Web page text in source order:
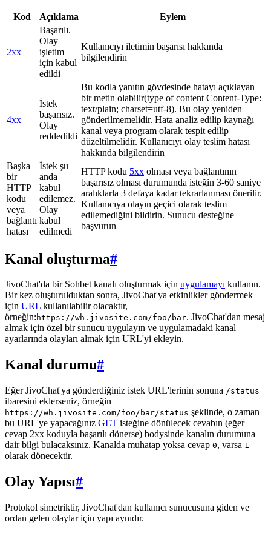
Kod Açıklama Eylem
2xx
Başarılı.
Olay
işletim
için kabul
edildi
Kullanıcıyı iletimin başarısı hakkında
bilgilendirin
4xx
İstek
başarısız.
Olay
reddedildi
Bu kodla yanıtın gövdesinde hatayı açıklayan
bir metin olabilir(type of content Content-Type:
text/plain; charset=utf-8). Bu olay yeniden
gönderilmemelidir. Hata analiz edilip kaynağı
kanal veya program olarak tespit edilip
düzeltilmelidir. Kullanıcıyı olay teslim hatası
hakkında bilgilendirin
Başka
bir
HTTP
kodu
veya
bağlantı
hatası
İstek şu
anda
kabul
edilemez.
Olay
kabul
edilmedi
HTTP kodu 5xx olması veya bağlantının
başarısız olması durumunda isteğin 3-60 saniye
aralıklarla 3 defaya kadar tekrarlanması önerilir.
Kullanıcıya olayın geçici olarak teslim
edilemediğini bildirin. Sunucu desteğine
başvurun
Kanal oluşturma#
JivoChat'da bir Sohbet kanalı oluşturmak için uygulamayı kullanın.
Bir kez oluşturulduktan sonra, JivoChat'ya etkinlikler göndermek
için URL kullanılabilir olacaktır,
örneğin: https://wh.jivosite.com/foo/bar. JivoChat'dan mesaj
almak için özel bir sunucu uygulayın ve uygulamadaki kanal
ayarlarında olayları almak için URL'yi ekleyin.
Kanal durumu#
Eğer JivoChat'ya gönderdiğiniz istek URL'lerinin sonuna /status
ibaresini eklerseniz, örneğin
https://wh.jivosite.com/foo/bar/status şeklinde, o zaman
bu URL'ye yapacağınız GET isteğine dönülecek cevabın (eğer
cevap 2xx koduyla başarılı dönerse) bodysinde kanalın durumuna
dair bilgi bulacaksınız. Kanalda muhatap yoksa cevap 0, varsa 1
olarak dönecektir.
Olay Yapısı#
Protokol simetriktir, JivoChat'dan kullanıcı sunucusuna giden ve
ordan gelen olaylar için yapı aynıdır.